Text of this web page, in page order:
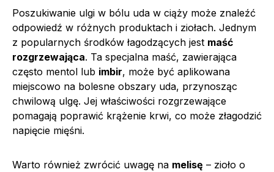
Poszukiwanie ulgi w bólu uda w ciąży może znaleźć
odpowiedź w różnych produktach i ziołach. Jednym
z popularnych środków łagodzących jest maść
rozgrzewająca. Ta specjalna maść, zawierająca
często mentol lub imbir, może być aplikowana
miejscowo na bolesne obszary uda, przynosząc
chwilową ulgę. Jej właściwości rozgrzewające
pomagają poprawić krążenie krwi, co może złagodzić
napięcie mięśni.
Warto również zwrócić uwagę na melisę – zioło o